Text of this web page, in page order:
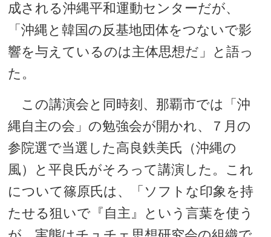
成される沖縄平和運動センターだが、
「沖縄と韓国の反基地団体をつないで影
響を与えているのは主体思想だ」と語っ
た。
この講演会と同時刻、那覇市では「沖
縄自主の会」の勉強会が開かれ、７月の
参院選で当選した高良鉄美氏（沖縄の
風）と平良氏がそろって講演した。これ
について篠原氏は、「ソフトな印象を持
たせる狙いで『自主』という言葉を使う